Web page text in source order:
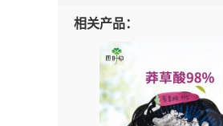
相关产品：